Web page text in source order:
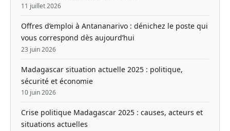
11 juillet 2026
Offres d’emploi à Antananarivo : dénichez le poste qui
vous correspond dès aujourd’hui
23 juin 2026
Madagascar situation actuelle 2025 : politique,
sécurité et économie
10 juin 2026
Crise politique Madagascar 2025 : causes, acteurs et
situations actuelles